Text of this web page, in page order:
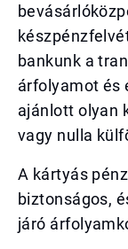
bankunk a
árfolyamot és
ajánlott olyan
vagy nulla
A kártyás
biztonságos,
járó